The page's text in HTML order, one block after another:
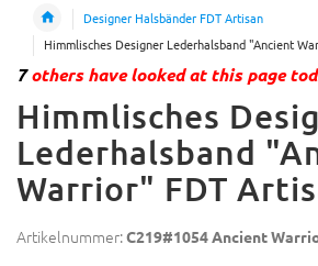
Designer Halsbänder FDT Artisan
Himmlisches Designer Lederhalsband "Ancient
7others have looked at this page
Himmlisches
Lederhalsband
Warrior" FDT
Artikelnummer:C219#1054 Ancient